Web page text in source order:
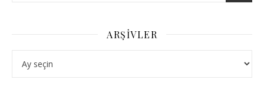
ARŞIVLER